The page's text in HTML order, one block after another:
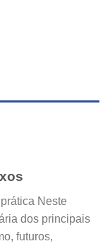
Neste
dos principais
futuros,